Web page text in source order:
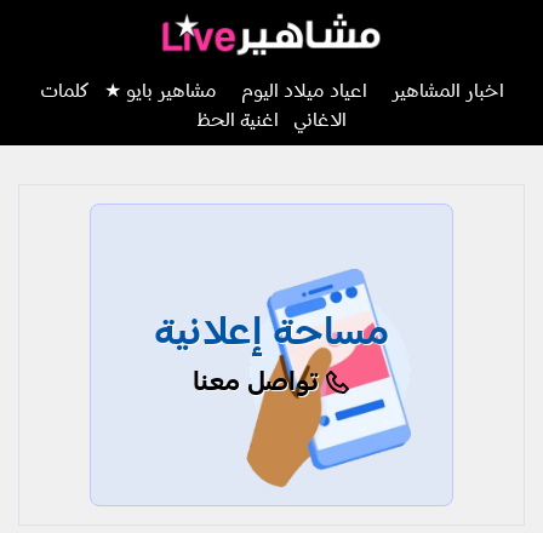
اخبار المشاهير اعياد ميلاد اليوم مشاهير بايو ★
كلمات
الاغاني
اغنية الحظ
مساحة إعلانية
تواصل معنا